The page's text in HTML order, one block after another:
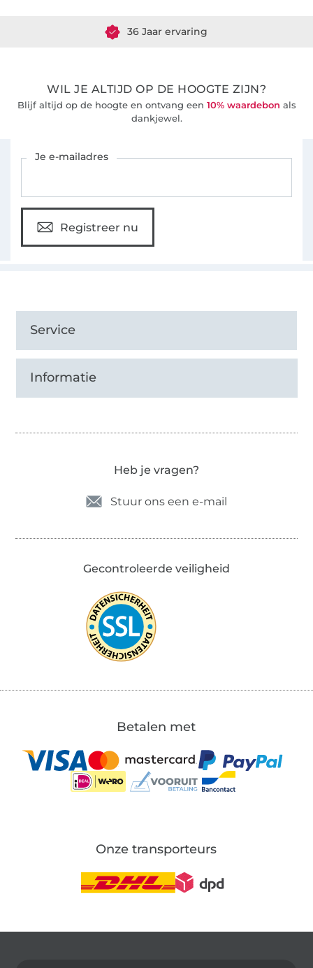
36 Jaar ervaring
WIL JE ALTIJD OP DE HOOGTE ZIJN?
Blijf altijd op de hoogte en ontvang een 10% waardebon als
dankjewel.
Je e-mailadres
Registreer nu
Service
Informatie
Heb je vragen?
Stuur ons een e-mail
Gecontroleerde veiligheid
Betalen met
Onze transporteurs